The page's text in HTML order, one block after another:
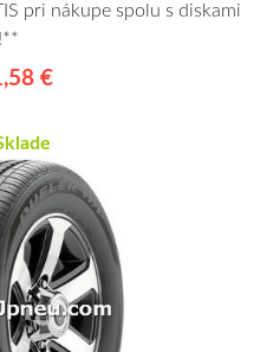
pri nákupe spolu s diskami
!**
€